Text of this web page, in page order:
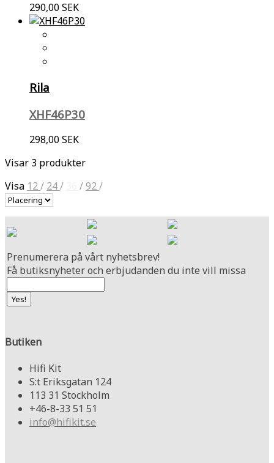
290,00 SEK
Rila
XHF46P30
298,00 SEK
Visar 3 produkter
Visa 12/ 24/ /92/
Prenumerera på vårt nyhetsbrev!
Få butiksnyheter och erbjudanden du inte vill missa
Butiken
Hifi Kit
S:t Eriksgatan 124
113 31 Stockholm
+46-8-33 51 51
info@hifikit.se